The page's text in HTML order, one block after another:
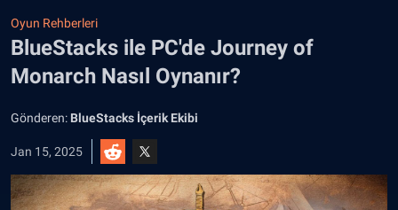
Oyun Rehberleri
BlueStacks ile PC'de Journey of
Monarch Nasıl Oynanır?
Gönderen: BlueStacks İçerik Ekibi
Jan 15, 2025